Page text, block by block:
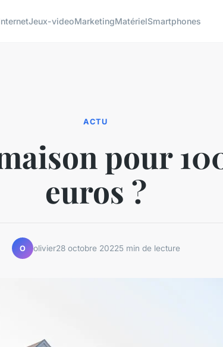
Jeux-videoMarketingMatérielSmartphones
ACTU
pour
euros ?
O olivier28 octobre 20225 min de lecture